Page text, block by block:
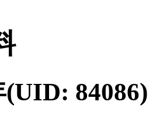
(UID: 84086)